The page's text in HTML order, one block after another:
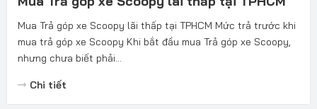
Mua Trả góp xe Scoopy lãi thấp tại TPHCM Mức trả trước khi
mua trả góp xe Scoopy Khi bắt đầu mua Trả góp xe Scoopy,
nhưng chưa biết phải...
Chi tiết